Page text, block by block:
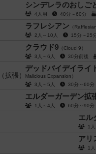
シンデレラのおしご
4人用
40分～60分
ラフレシアン （Rafflesian
2人～10人
15分～25
クラウド9 （Cloud 9）
3人～6人
30分前後
デッドバイデイライ
Malicious Expansion）
3人～5人
30分～60
エルダーガーデン拡
1人～4人
60分～90
エル
1
アリ
1